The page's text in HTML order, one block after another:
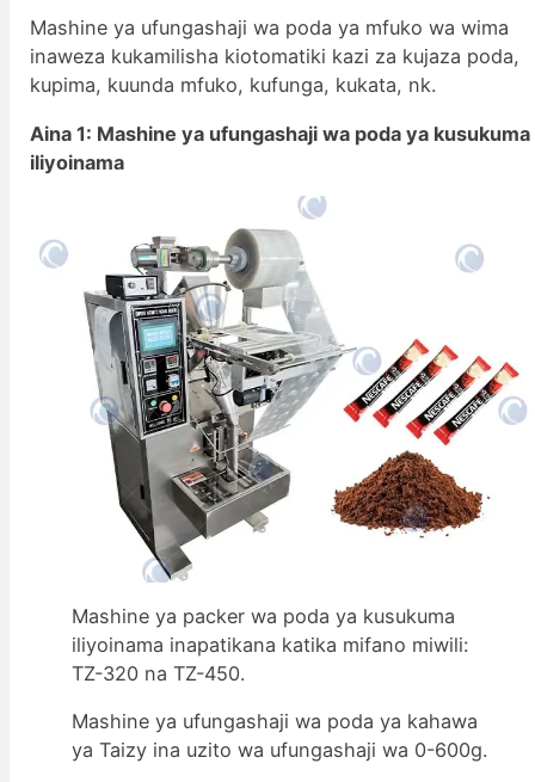
Mashine ya ufungashaji wa poda ya mfuko wa wima
inaweza kukamilisha kiotomatiki kazi za kujaza poda,
kupima, kuunda mfuko, kufunga, kukata, nk.
Aina 1: Mashine ya ufungashaji wa poda ya kusukuma
iliyoinama
Mashine ya packer wa poda ya kusukuma
iliyoinama inapatikana katika mifano miwili:
TZ-320 na TZ-450.
Mashine ya ufungashaji wa poda ya kahawa
ya Taizy ina uzito wa ufungashaji wa 0-600g.